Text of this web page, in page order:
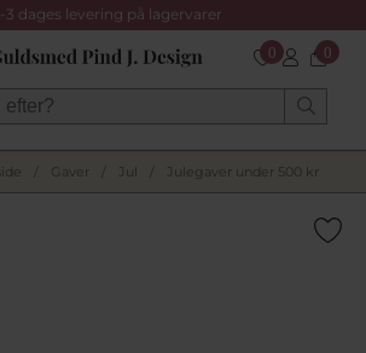
3 dages levering på lagervarer
0 0
Gaver Jul Julegaver under 500 kr